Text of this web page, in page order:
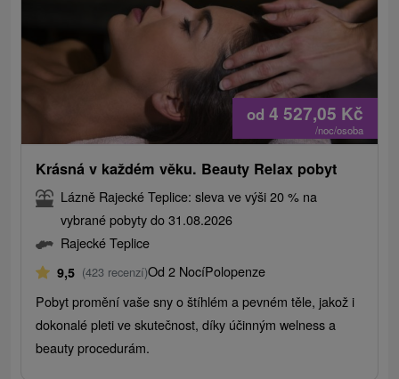
od 4 527,05 Kč
/noc/osoba
Krásná v každém věku. Beauty Relax pobyt
Lázně Rajecké Teplice: sleva ve výši 20 % na
vybrané pobyty do 31.08.2026
Rajecké Teplice
9,5 (423 recenzí)Od 2 NocíPolopenze
Pobyt promění vaše sny o štíhlém a pevném těle, jakož i
dokonalé pleti ve skutečnost, díky účinným welness a
beauty procedurám.